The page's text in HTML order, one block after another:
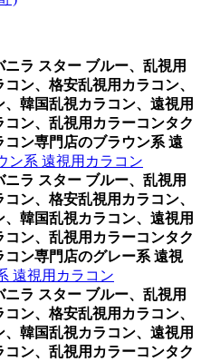
ニラ スター ブルー、乱視用
ン、格安乱視用カラコン、
韓国乱視カラコン、遠視用
コン、乱視用カラーコンタク
コン専門店のブラウン系 遠
ン系 遠視用カラコン
ニラ スター ブルー、乱視用
ン、格安乱視用カラコン、
韓国乱視カラコン、遠視用
コン、乱視用カラーコンタク
コン専門店のグレー系 遠視
遠視用カラコン
ニラ スター ブルー、乱視用
ン、格安乱視用カラコン、
韓国乱視カラコン、遠視用
コン、乱視用カラーコンタク